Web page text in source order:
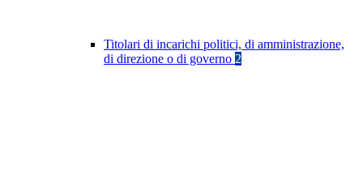
Titolari di incarichi politici, di amministrazione,
di direzione o di governo 2